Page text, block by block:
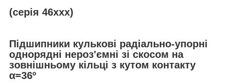
(серія 46ххх)
Підшипники кулькові радіально-упорні
однорядні нероз'ємні зі скосом на
зовнішньому кільці з кутом контакту
α=36º